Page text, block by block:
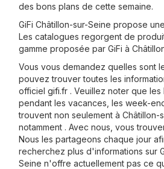
des bons plans de cette semaine.
GiFi Châtillon-sur-Seine propose
Les catalogues regorgent de
gamme proposée par GiFi à
Vous vous demandez quelles sont
pouvez trouver toutes les
officiel gifi.fr . Veuillez noter que
pendant les vacances, les week-
trouvent non seulement à Châtillon-
notamment . Avec nous, vous
Nous les partageons chaque jour
recherchez plus d'informations sur
Seine n'offre actuellement pas ce